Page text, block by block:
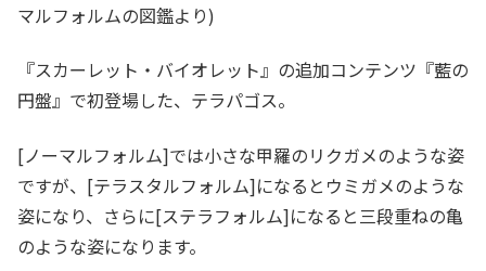
マルフォルムの図鑑より)
『スカーレット・バイオレット』の追加コンテンツ『藍の
円盤』で初登場した、テラパゴス。
[ノーマルフォルム]では小さな甲羅のリクガメのような姿
ですが、[テラスタルフォルム]になるとウミガメのような
姿になり、さらに[ステラフォルム]になると三段重ねの亀
のような姿になります。